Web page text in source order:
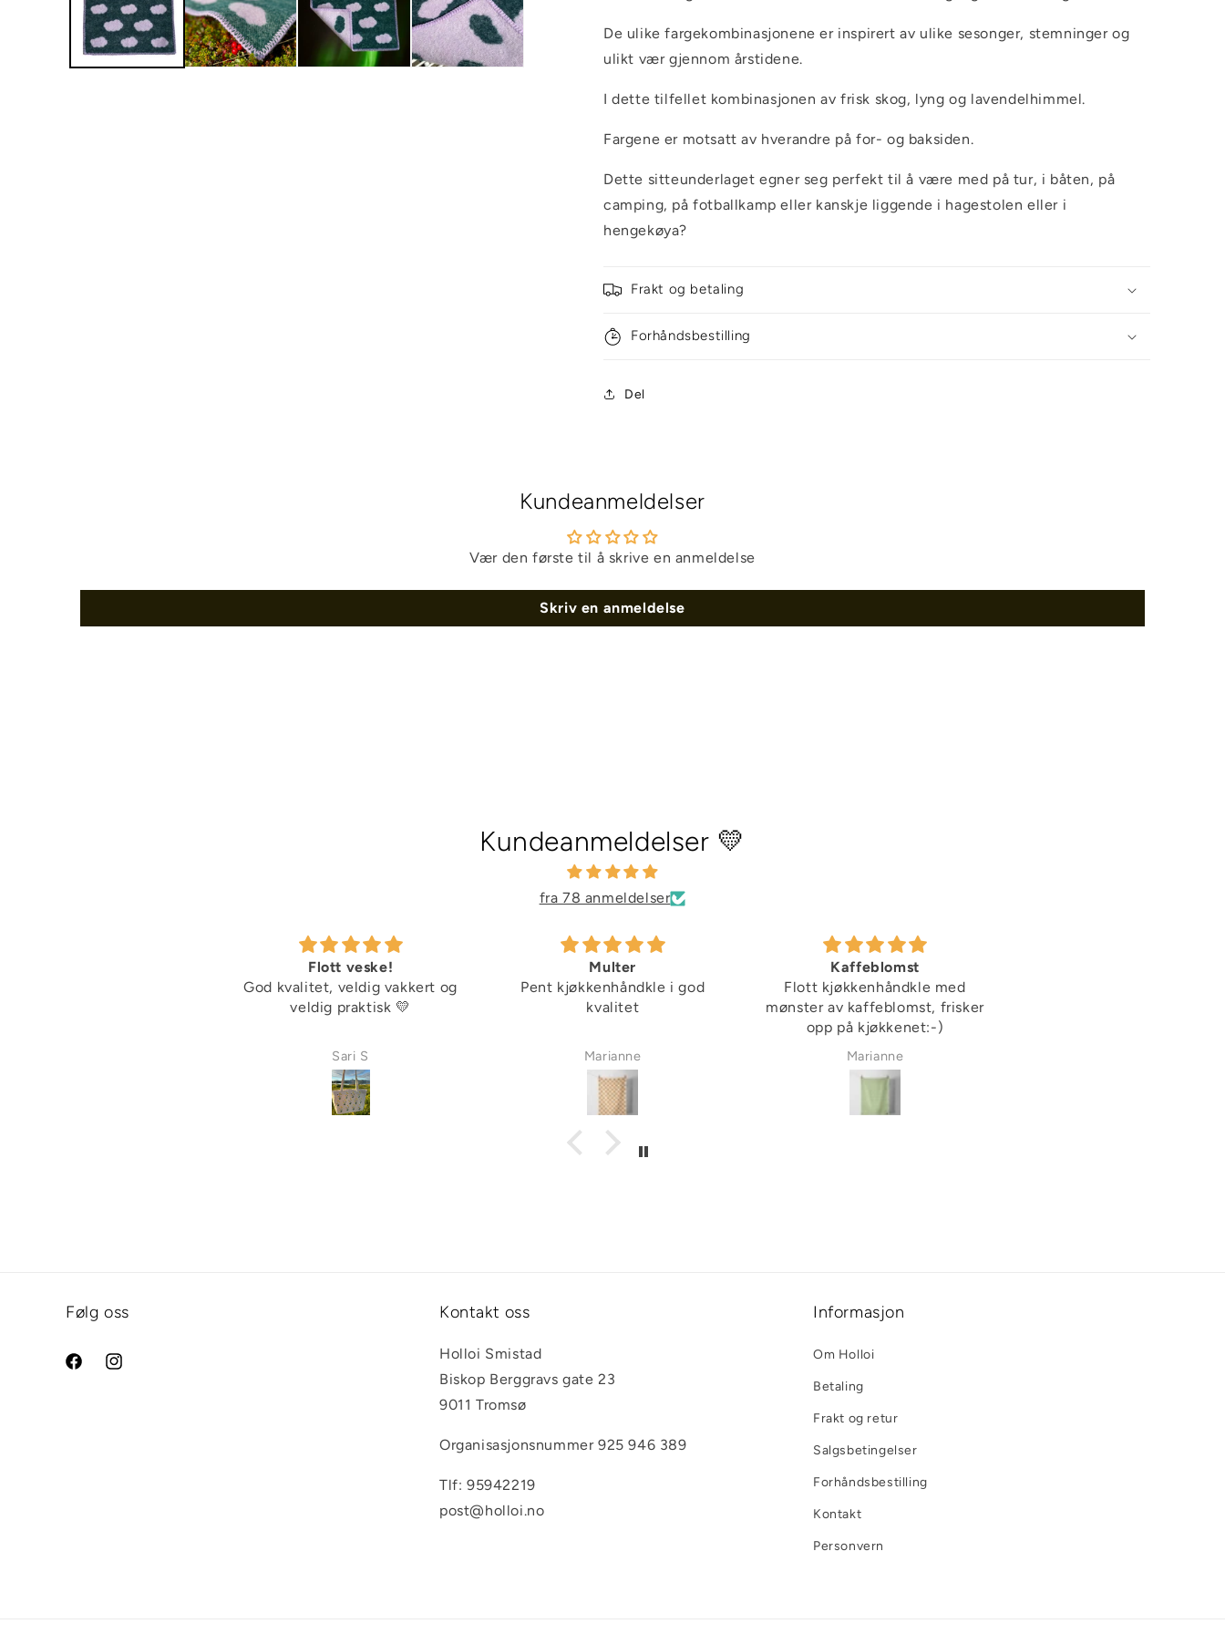
De ulike fargekombinasjonene er inspirert av ulike sesonger, stemninger og
ulikt vær gjennom årstidene.
I dette tilfellet kombinasjonen av frisk skog, lyng og lavendelhimmel.
Fargene er motsatt av hverandre på for- og baksiden.
Dette sitteunderlaget egner seg perfekt til å være med på tur, i båten, på
camping, på fotballkamp eller kanskje liggende i hagestolen eller i
hengekøya?
Frakt og betaling
Forhåndsbestilling
Del
Kundeanmeldelser
Vær den første til å skrive en anmeldelse
Skriv en anmeldelse
Kundeanmeldelser 💛
fra 78 anmeldelser
Flott veske!
God kvalitet, veldig vakkert og
veldig praktisk 💛
Sari S
Multer
Pent kjøkkenhåndkle i god
kvalitet
Marianne
Kaffeblomst
Flott kjøkkenhåndkle med
mønster av kaffeblomst, frisker
opp på kjøkkenet:-)
Marianne
Følg oss
FacebookInstagram
Kontakt oss
Holloi Smistad
Biskop Berggravs gate 23
9011 Tromsø
Organisasjonsnummer 925 946 389
Tlf: 95942219
post@holloi.no
Informasjon
Om Holloi
Betaling
Frakt og retur
Salgsbetingelser
Forhåndsbestilling
Kontakt
Personvern